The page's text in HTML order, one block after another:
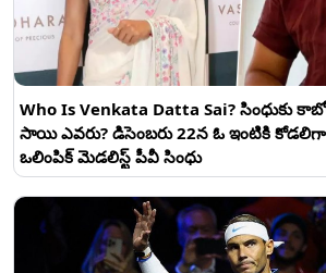
Who Is Venkata Datta Sai? సింధుకు
సాయి ఎవరు? డిసెంబరు 22న ఓ ఇంటికి కోడలిగా
ఒలింపిక్ మెడలిస్ట్ పీవీ సింధు